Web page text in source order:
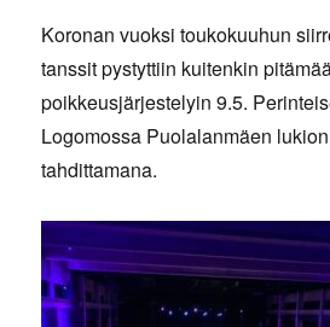
Koronan vuoksi toukokuuhun
tanssit pystyttiin kuitenkin
poikkeusjärjestelyin 9.5.
Logomossa Puolalanmäen
tahdittamana.